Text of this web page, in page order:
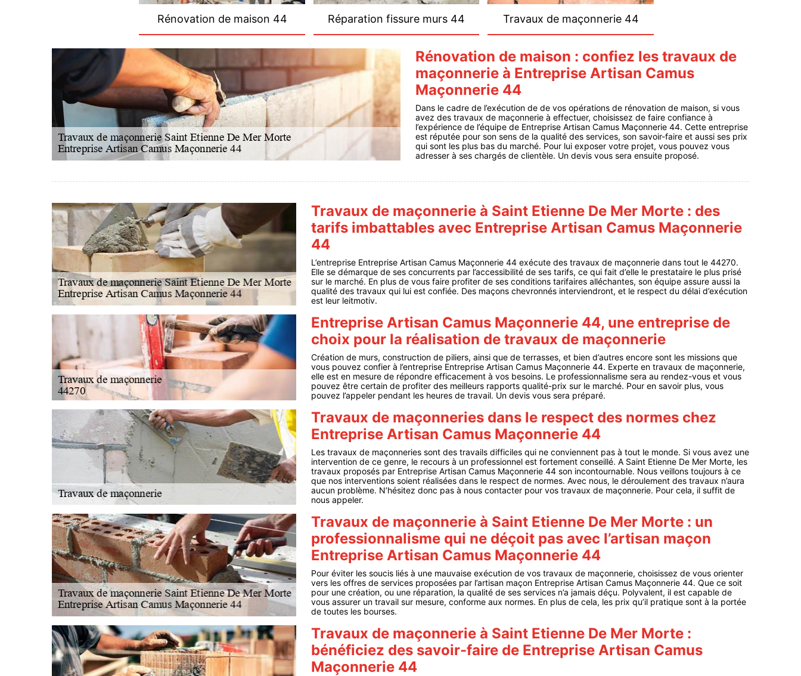
Rénovation de maison 44 Réparation fissure murs 44 Travaux de maçonnerie 44
Rénovation de maison : confiez les travaux de
maçonnerie à Entreprise Artisan Camus
Maçonnerie 44
Dans le cadre de l’exécution de de vos opérations de rénovation de maison, si vous
avez des travaux de maçonnerie à effectuer, choisissez de faire confiance à
l’expérience de l’équipe de Entreprise Artisan Camus Maçonnerie 44. Cette entreprise
est réputée pour son sens de la qualité des services, son savoir-faire et aussi ses prix
qui sont les plus bas du marché. Pour lui exposer votre projet, vous pouvez vous
adresser à ses chargés de clientèle. Un devis vous sera ensuite proposé.
Travaux de maçonnerie à Saint Etienne De Mer Morte : des
tarifs imbattables avec Entreprise Artisan Camus Maçonnerie
44
L’entreprise Entreprise Artisan Camus Maçonnerie 44 exécute des travaux de maçonnerie dans tout le 44270.
Elle se démarque de ses concurrents par l’accessibilité de ses tarifs, ce qui fait d’elle le prestataire le plus prisé
sur le marché. En plus de vous faire profiter de ses conditions tarifaires alléchantes, son équipe assure aussi la
qualité des travaux qui lui est confiée. Des maçons chevronnés interviendront, et le respect du délai d’exécution
est leur leitmotiv.
Entreprise Artisan Camus Maçonnerie 44, une entreprise de
choix pour la réalisation de travaux de maçonnerie
Création de murs, construction de piliers, ainsi que de terrasses, et bien d’autres encore sont les missions que
vous pouvez confier à l’entreprise Entreprise Artisan Camus Maçonnerie 44. Experte en travaux de maçonnerie,
elle est en mesure de répondre efficacement à vos besoins. Le professionnalisme sera au rendez-vous et vous
pouvez être certain de profiter des meilleurs rapports qualité-prix sur le marché. Pour en savoir plus, vous
pouvez l’appeler pendant les heures de travail. Un devis vous sera préparé.
Travaux de maçonneries dans le respect des normes chez
Entreprise Artisan Camus Maçonnerie 44
Les travaux de maçonneries sont des travails difficiles qui ne conviennent pas à tout le monde. Si vous avez une
intervention de ce genre, le recours à un professionnel est fortement conseillé. A Saint Etienne De Mer Morte, les
travaux proposés par Entreprise Artisan Camus Maçonnerie 44 son incontournable. Nous veillons toujours à ce
que nos interventions soient réalisées dans le respect de normes. Avec nous, le déroulement des travaux n’aura
aucun problème. N’hésitez donc pas à nous contacter pour vos travaux de maçonnerie. Pour cela, il suffit de
nous appeler.
Travaux de maçonnerie à Saint Etienne De Mer Morte : un
professionnalisme qui ne déçoit pas avec l’artisan maçon
Entreprise Artisan Camus Maçonnerie 44
Pour éviter les soucis liés à une mauvaise exécution de vos travaux de maçonnerie, choisissez de vous orienter
vers les offres de services proposées par l’artisan maçon Entreprise Artisan Camus Maçonnerie 44. Que ce soit
pour une création, ou une réparation, la qualité de ses services n’a jamais déçu. Polyvalent, il est capable de
vous assurer un travail sur mesure, conforme aux normes. En plus de cela, les prix qu’il pratique sont à la portée
de toutes les bourses.
Travaux de maçonnerie à Saint Etienne De Mer Morte :
bénéficiez des savoir-faire de Entreprise Artisan Camus
Maçonnerie 44